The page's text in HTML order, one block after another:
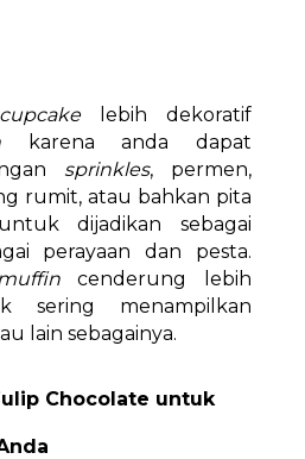
cupcakelebih dekoratif
karena anda dapat
sprinkles, permen,
rumit, atau bahkan pita
dijadikan sebagai
perayaan dan pesta.
cenderung lebih
sering menampilkan
lain sebagainya.
Chocolate untuk